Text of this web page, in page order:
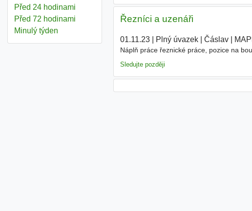
Před 24 hodinami
Před 72 hodinami
Minulý týden
Řezníci a uzenáři
01.11.23| Plný úvazek| Čáslav|
Náplň práce řeznické práce, pozice na
Sledujte později